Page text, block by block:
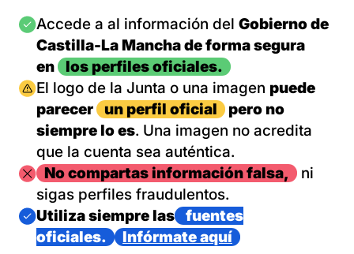
Imagen
Accede a al información del Gobierno de
Castilla-La Mancha de forma segura
en
los perfiles oficiales.
Imagen
El logo de la Junta o una imagen puede
parecer
un perfil oficial
pero no
siempre lo es. Una imagen no acredita
que la cuenta sea auténtica.
ImagenNo compartas información falsa,
ni
sigas perfiles fraudulentos.
Imagen
Utiliza siempre las
fuentes
oficiales.
Infórmate aquí